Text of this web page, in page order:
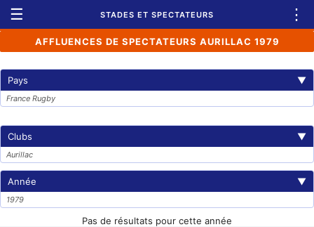
☰ STADES ET SPECTATEURS ⋮
AFFLUENCES DE SPECTATEURS AURILLAC 1979
Pays ▼
France Rugby
Clubs ▼
Aurillac
Année ▼
1979
Pas de résultats pour cette année